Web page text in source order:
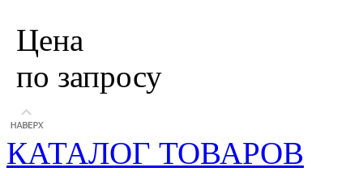
Цена
по запросу
КАТАЛОГ ТОВАРОВ